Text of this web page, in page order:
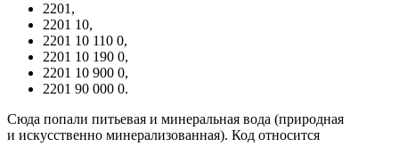
2201,
2201 10,
2201 10 110 0,
2201 10 190 0,
2201 10 900 0,
2201 90 000 0.
Сюда попали питьевая и минеральная вода (природная
и искусственно минерализованная). Код относится